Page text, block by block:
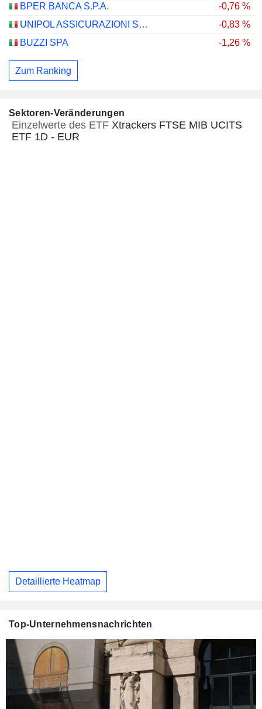
BPER BANCA S.P.A.
-0,76 %
UNIPOL ASSICURAZIONI S.P.A.
-0,83 %
BUZZI SPA
-1,26 %
Zum Ranking
Sektoren-Veränderungen
Einzelwerte des ETF Xtrackers FTSE MIB UCITS
ETF 1D - EUR
Detaillierte Heatmap
Top-Unternehmensnachrichten